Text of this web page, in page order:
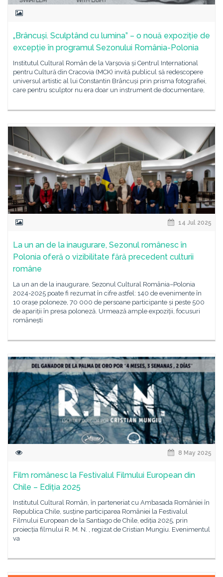
„Brâncuși. Sculptând cu lumina” – o nouă expoziție de
excepție în programul Sezonului România-Polonia
Institutul Cultural Român de la Varșovia și Centrul International
pentru Cultură din Cracovia (MCK) invită publicul să redescopere
universul artistic al lui Constantin Brâncuși prin prisma fotografiei,
care pentru sculptor nu era doar un instrument de documentare,
14 Jul 2025
La un an de la inaugurare, Sezonul românesc în
Polonia oferă o vizibilitate fără precedent culturii
române
La un an de la inaugurare, Sezonul Cultural România–Polonia
2024-2025 poate fi rezumat în cifre astfel: 140 de evenimente în
10 orașe poloneze, 70 000 de persoane participante și peste 500
de apariții în presa poloneză. Urmează ample expoziții, focusuri
românești
8 May 2025
Film românesc la Festivalul Filmului European din
Chile – Ediția 2025
Institutul Cultural Român, în parteneriat cu Ambasada României în
Republica Chile, susține participarea României la Festivalul
Filmului European de la Santiago de Chile, ediția 2025, prin
proiecția filmului R. M. N. , regizat de Cristian Mungiu. Evenimentul
va